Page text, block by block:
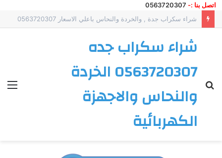
اتصل بنا :-
0563720307
شراء سكراب بجدة – أعلى الأسعار للخردة وشراء أثاث مستعمل ومكيفات
شراء سكراب جده
0563720307 الخردة
والنحاس والاجهزة
الكهربائية
عن